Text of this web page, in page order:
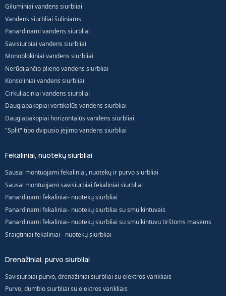
Giluminiai vandens siurbliai
Vandens siurbliai šuliniams
Panardinami vandens siurbliai
Savisiurbiai vandens siurbliai
Monoblokiniai vandens siurbliai
Nerūdijančio plieno vandens siurbliai
Konsoliniai vandens siurbliai
Cirkuliaciniai vandens siurbliai
Daugiapakopiai vertikalūs vandens siurbliai
Daugiapakopiai horizontalūs vandens siurbliai
"Split" tipo dvipusio įėjimo vandens siurbliai
Fekaliniai, nuotekų siurbliai
Sausai montuojami fekaliniai, nuotekų ir purvo siurbliai
Sausai montuojami savisiurbiai fekaliniai siurbliai
Panardinami fekaliniai- nuotekų siurbliai
Panardinami fekaliniai- nuotekų siurbliai su smulkintuvais
Panardinami fekaliniai- nuotekų siurbliai su smulkintuvu tirštoms masėms
Sraigtiniai fekaliniai - nuotekų siurbliai
Drenažiniai, purvo siurbliai
Savisiurbiai purvo, drenažiniai siurbliai su elektros varikliais
Purvo, dumblo siurbliai su elektros varikliais